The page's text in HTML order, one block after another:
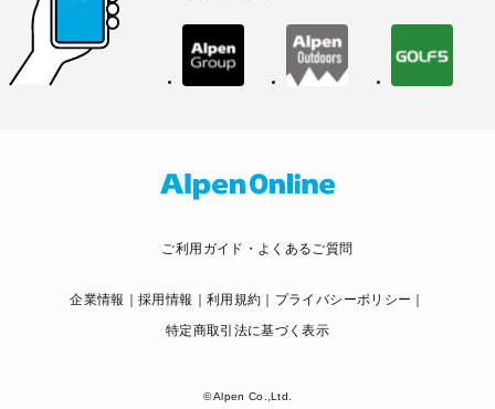
ご利用ガイド・よくあるご質問
企業情報 採用情報 利用規約
プライバシーポリシー
特定商取引法に基づく表示
© Alpen Co.,Ltd.